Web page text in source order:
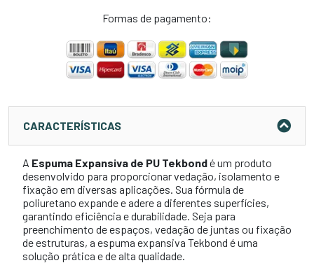
Formas de pagamento:
CARACTERÍSTICAS
A Espuma Expansiva de PU Tekbondé um produto
desenvolvido para proporcionar vedação, isolamento e
fixação em diversas aplicações. Sua fórmula de
poliuretano expande e adere a diferentes superfícies,
garantindo eficiência e durabilidade. Seja para
preenchimento de espaços, vedação de juntas ou fixação
de estruturas, a espuma expansiva Tekbond é uma
solução prática e de alta qualidade.